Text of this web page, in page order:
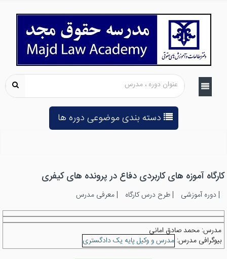
کارگاه آموزه های کاربردی دفاع در پرونده های کیفری
| دوره آموزشی | طرح درس کارگاه | معرفی مدرس
مدرس: محمد صادق امانی
بیوگرافی مدرس: مدرس و وکیل پایه یک دادگستری